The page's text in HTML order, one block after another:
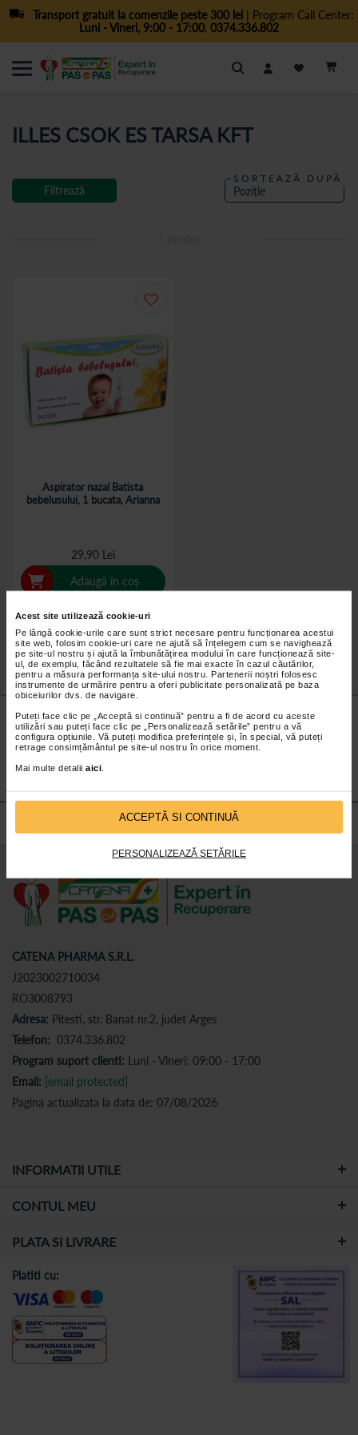
Acest site utilizează cookie-uri
Pe lângă cookie-urile care sunt strict necesare pentru funcționarea acestui
site web, folosim cookie-uri care ne ajută să înțelegem cum se navighează
pe site-ul nostru și ajută la îmbunătățirea modului în care funcționează site-
ul, de exemplu, făcând rezultatele să fie mai exacte în cazul căutărilor,
pentru a măsura performanța site-ului nostru. Partenerii noștri folosesc
instrumente de urmărire pentru a oferi publicitate personalizată pe baza
obiceiurilor dvs. de navigare.
Puteți face clic pe „Acceptă si continuă” pentru a fi de acord cu aceste
utilizări sau puteți face clic pe „Personalizează setările” pentru a vă
configura opțiunile. Vă puteți modifica preferințele și, în special, vă puteți
retrage consimțământul pe site-ul nostru în orice moment.
Mai multe detalii aici
ACCEPTĂ SI CONTINUĂ
PERSONALIZEAZĂ SETĂRILE
Transport gratuit la comenzile peste 300 lei| Program Call Center:
Luni - Vineri, 9:00 - 17:00, 0374.336.802
Cautare
ILLES CSOK ES TARSA KFT
SORTEAZĂ DUPĂ
Aspirator nazal Batista
bebelusului, 1 bucata, Arianna
29,90 Lei
Adaugă în coș
Filtrează
Nu lăsa niciunpreț micneobservat.
Abonează-tela newsletter-ul nostru!
CATENA PHARMA S.R.L.
J2023002710034
RO3008793
Adresa: Pitesti, str. Banat nr.2, judet Arges
Telefon: 0374.336.802
Program suport clienti: Luni - Vineri: 09:00 - 17:00
Email: [email protected]
Pagina actualizata la data de: 07/08/2026
INFORMATII UTILE
CONTUL MEU
PLATA SI LIVRARE
Platiti cu: